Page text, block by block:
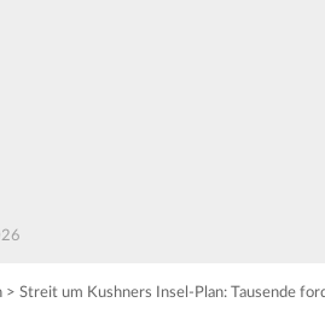
> Streit um Kushners Insel-Plan: Tausende